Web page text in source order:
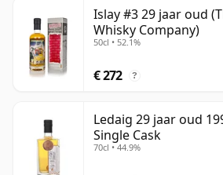
Islay #3 29 jaar oud
Whisky Company)
50cl • 52.1%
€ 272 ?
Ledaig 29 jaar oud
Single Cask
70cl • 44.9%